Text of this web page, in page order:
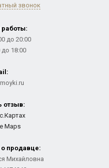
звонок
до 20:00
до 18:00
отзыв:
Maps
продавце:
Михайловна